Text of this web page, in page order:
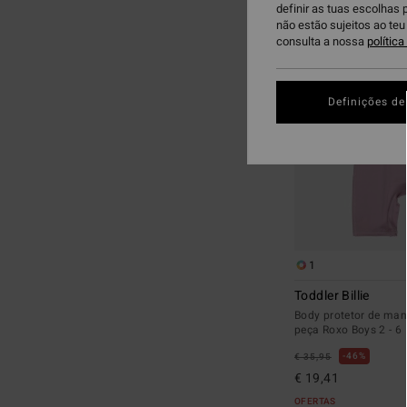
para
procurar
de
filtragem
para
ordenar
1
Toddler Billie
Body protetor de
peça Roxo Boys 2 - 6
€ 35,95 46%
€ 19,41
OFERTAS
definir as tuas escolhas
não estão sujeitos ao
consulta a nossa política
Definições de